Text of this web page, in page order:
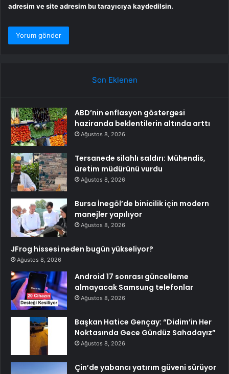
adresim ve site adresim bu tarayıcıya kaydedilsin.
Son Eklenen
ABD’nin enflasyon göstergesi
haziranda beklentilerin altında arttı
Ağustos 8, 2026
Tersanede silahlı saldırı: Mühendis,
üretim müdürünü vurdu
Ağustos 8, 2026
Bursa İnegöl’de binicilik için modern
manejler yapılıyor
Ağustos 8, 2026
JFrog hissesi neden bugün yükseliyor?
Ağustos 8, 2026
Android 17 sonrası güncelleme
almayacak Samsung telefonlar
Ağustos 8, 2026
Başkan Hatice Gençay: “Didim’in Her
Noktasında Gece Gündüz Sahadayız”
Ağustos 8, 2026
Çin’de yabancı yatırım güveni sürüyor